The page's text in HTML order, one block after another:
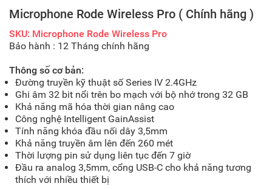
Microphone Rode Wireless Pro ( Chính hãng )
SKU: Microphone Rode Wireless Pro
Bảo hành : 12 Tháng chính hãng
Thông số cơ bản:
Đường truyền kỹ thuật số Series IV 2.4GHz
Ghi âm 32 bit nổi trên bo mạch với bộ nhớ trong 32 GB
Khả năng mã hóa thời gian nâng cao
Công nghệ Intelligent GainAssist
Tính năng khóa đầu nối dây 3,5mm
Khả năng truyền âm lên đến 260 mét
Thời lượng pin sử dụng liên tục đến 7 giờ
Đầu ra analog 3,5mm, cổng USB-C cho khả năng tương
thích với nhiều thiết bị